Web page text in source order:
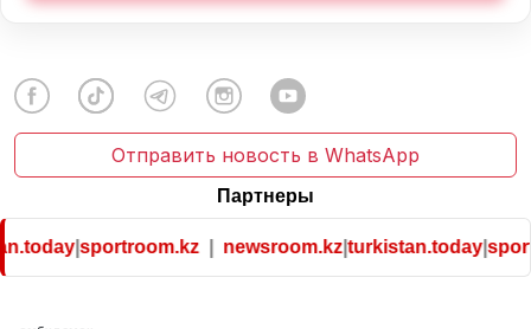
Отправить новость в WhatsApp
Партнеры
|sportroom.kz| newsroom.kz|turkistan.today|